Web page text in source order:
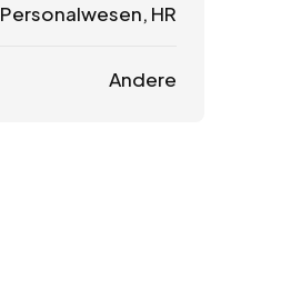
Personalwesen, HR
Andere